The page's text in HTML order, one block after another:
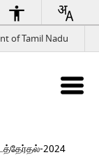
of Tamil Nadu
2024